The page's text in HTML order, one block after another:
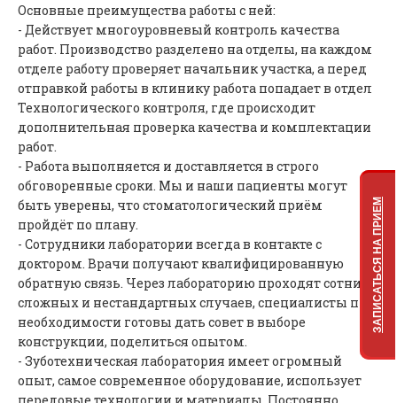
Основные преимущества работы с ней:
- Действует многоуровневый контроль качества
работ. Производство разделено на отделы, на каждом
отделе работу проверяет начальник участка, а перед
отправкой работы в клинику работа попадает в отдел
Технологического контроля, где происходит
дополнительная проверка качества и комплектации
работ.
- Работа выполняется и доставляется в строго
обговоренные сроки. Мы и наши пациенты могут
быть уверены, что стоматологический приём
пройдёт по плану.
- Сотрудники лаборатории всегда в контакте с
доктором. Врачи получают квалифицированную
обратную связь. Через лабораторию проходят сотни
сложных и нестандартных случаев, специалисты при
необходимости готовы дать совет в выборе
конструкции, поделиться опытом.
- Зуботехническая лаборатория имеет огромный
опыт, самое современное оборудование, использует
передовые технологии и материалы. Постоянно
ЗАПИСАТЬСЯ НА ПРИЕМ